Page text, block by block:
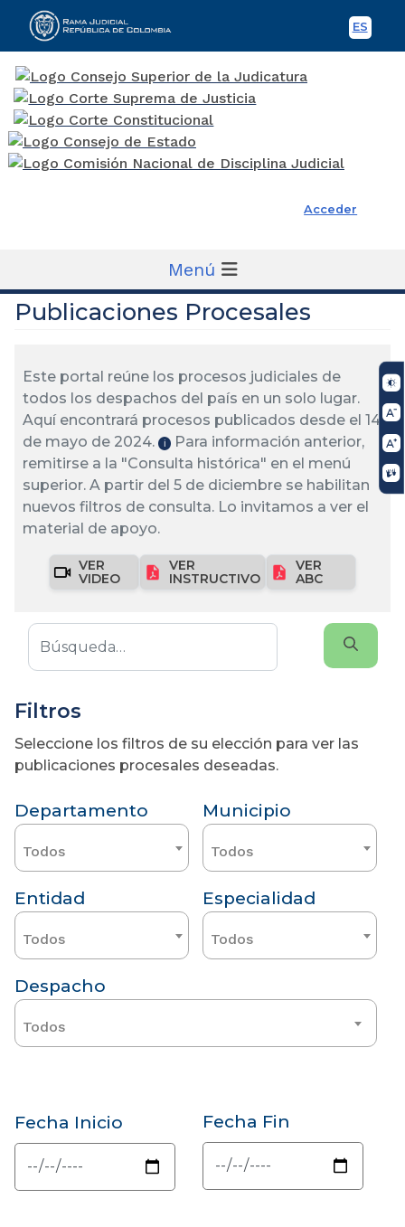
ES
Rama Judicial
Acceder
Menú
Publicaciones Procesales
Este portal reúne los procesos judiciales de
todos los despachos del país en un solo lugar.
Aquí encontrará procesos publicados desde el 14
de mayo de 2024.
ℹ️
Para información anterior,
remitirse a la "Consulta histórica" en el menú
superior. A partir del 5 de diciembre se habilitan
nuevos filtros de consulta. Lo invitamos a ver el
material de apoyo.
VER
VIDEO
VER
INSTRUCTIVO
VER
ABC
Filtros
Seleccione los filtros de su elección para ver las
publicaciones procesales deseadas.
Departamento
Todos
Municipio
Todos
Entidad
Todos
Especialidad
Todos
Despacho
Todos
Fecha Inicio Fecha Fin